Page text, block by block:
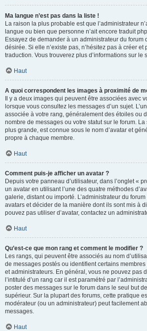
Ma langue n’est pas dans la liste !
La raison la plus probable est que l’administrateur
langue ou bien que personne n’ait encore traduit
Essayez de demander à un administrateur du forum
désirée. Si elle n’existe pas, n’hésitez pas à créer
traduction. Vous trouverez plus d’informations sur le
Haut
A quoi correspondent les images à proximité de
Il y a deux images qui peuvent être associées avec
lorsque vous consultez les messages d’un sujet.
associée à votre rang, généralement des étoiles ou
nombre de messages ou votre statut sur le forum.
plus grande, est connue sous le nom d’avatar et
propre à chaque membre.
Haut
Comment puis-je afficher un avatar ?
Depuis votre panneau d’utilisateur, dans l’onglet «
un avatar en utilisant l’une des quatre méthodes
galerie, distant ou importé. L’administrateur du
avatars et décider de la manière dont ils sont mis à
pouvez pas utiliser d’avatar, contactez un
Haut
Qu’est-ce que mon rang et comment le modifier ?
Les rangs, qui peuvent être associés au nom
de messages postés ou identifient certains
et administrateurs. En général, vous ne pouvez pas
l’intitulé d’un rang car il est paramétré par
poster des messages sur le forum dans le seul but
supérieur. Sur la plupart des forums, cette pratique
modérateur (ou un administrateur) peut facilement
messages.
Haut